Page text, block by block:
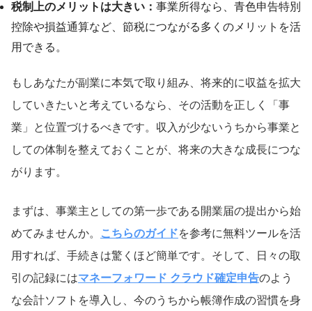
税制上のメリットは大きい： 事業所得なら、青色申告特別
控除や損益通算など、節税につながる多くのメリットを活
用できる。
もしあなたが副業に本気で取り組み、将来的に収益を拡大
していきたいと考えているなら、その活動を正しく「事
業」と位置づけるべきです。収入が少ないうちから事業と
しての体制を整えておくことが、将来の大きな成長につな
がります。
まずは、事業主としての第一歩である開業届の提出から始
めてみませんか。
こちらのガイドを参考に無料ツールを活
用すれば、手続きは驚くほど簡単です。そして、日々の取
引の記録にはマネーフォワード クラウド確定申告のよう
な会計ソフトを導入し、今のうちから帳簿作成の習慣を身